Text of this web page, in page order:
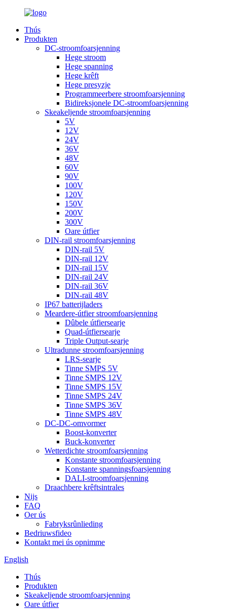
Thús
Produkten
DC-stroomfoarsjenning
Hege stroom
Hege spanning
Hege krêft
Hege presyzje
Programmeerbere stroomfoarsjenning
Bidireksjonele DC-stroomfoarsjenning
Skeakeljende stroomfoarsjenning
5V
12V
24V
36V
48V
60V
90V
100V
120V
150V
200V
300V
Oare útfier
DIN-rail stroomfoarsjenning
DIN-rail 5V
DIN-rail 12V
DIN-rail 15V
DIN-rail 24V
DIN-rail 36V
DIN-rail 48V
IP67 batterijladers
Meardere-útfier stroomfoarsjenning
Dûbele útfiersearje
Quad-útfiersearje
Triple Output-searje
Ultradunne stroomfoarsjenning
LRS-searje
Tinne SMPS 5V
Tinne SMPS 12V
Tinne SMPS 15V
Tinne SMPS 24V
Tinne SMPS 36V
Tinne SMPS 48V
DC-DC-omvormer
Boost-konverter
Buck-konverter
Wetterdichte stroomfoarsjenning
Konstante stroomfoarsjenning
Konstante spanningsfoarsjenning
DALI-stroomfoarsjenning
Draachbere krêftsintrales
Nijs
FAQ
Oer ús
Fabryksrûnlieding
Bedriuwsfideo
Kontakt mei ús opnimme
English
Thús
Produkten
Skeakeljende stroomfoarsjenning
Oare útfier